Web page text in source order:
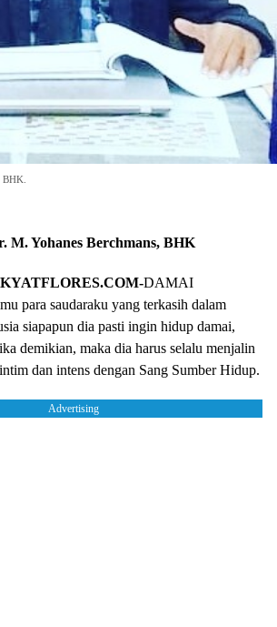
M. Yohanes Berchmans, BHK
DAMAI
para saudaraku yang terkasih dalam
siapapun dia pasti ingin hidup damai,
demikian, maka dia harus selalu menjalin
dan intens dengan Sang Sumber Hidup.
Advertising